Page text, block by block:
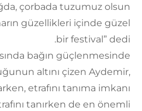
çorbada tuzumuz olsun
güzellikleri içinde güzel
bir festival” dedi.
bağın güçlenmesinde
altını çizen Aydemir,
etrafını tanıma imkanı
tanırken de en önemli